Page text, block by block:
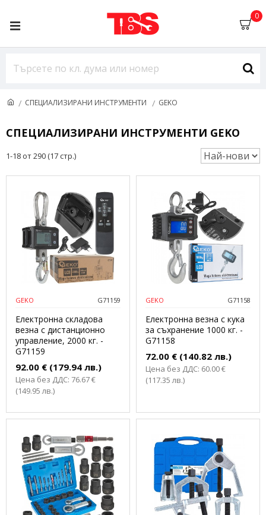
0
СПЕЦИАЛИЗИРАНИ ИНСТРУМЕНТИ GEKO
СПЕЦИАЛИЗИРАНИ ИНСТРУМЕНТИ GEKO
1-18 от 290 (17 стр.)
GEKO G71159
Електронна складова
везна с дистанционно
управление, 2000 кг. -
G71159
92.00 € (179.94 лв.)
Цена без ДДС: 76.67 €
(149.95 лв.)
GEKO G71158
Електронна везна с кука
за съхранение 1000 кг. -
G71158
72.00 € (140.82 лв.)
Цена без ДДС: 60.00 €
(117.35 лв.)